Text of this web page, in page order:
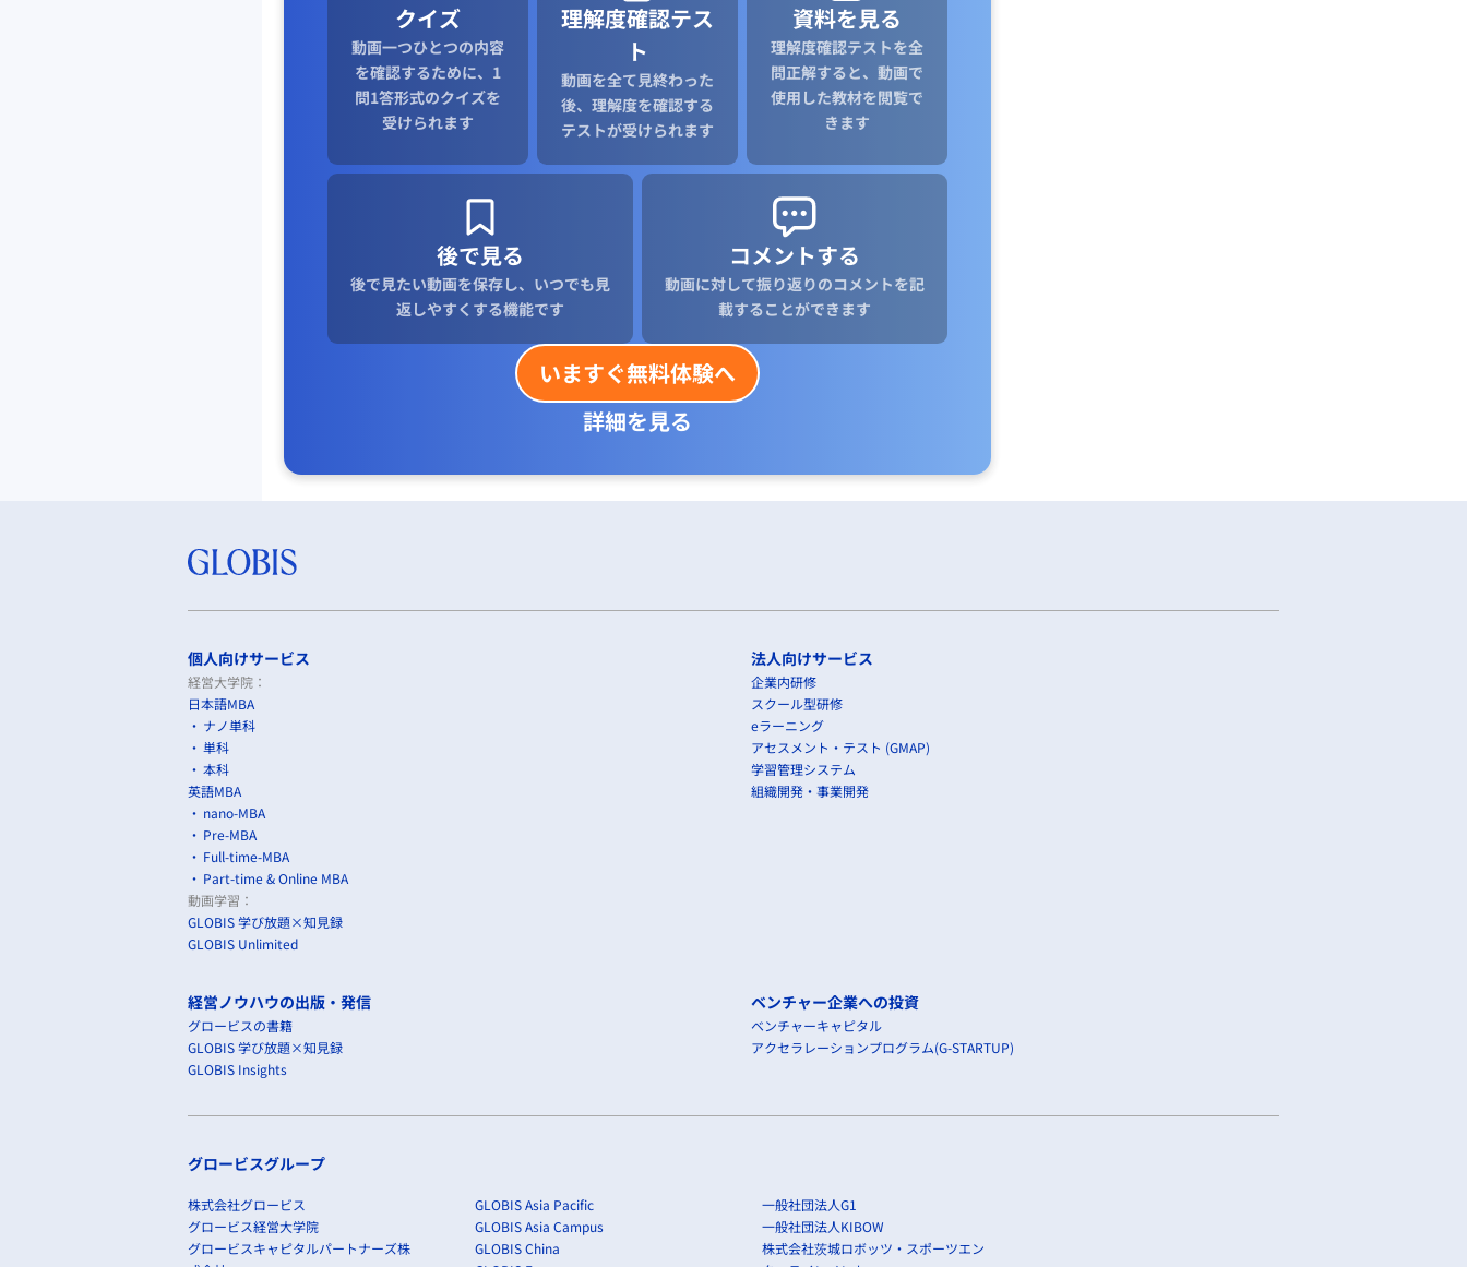
クイズ
動画一つひとつの内容
を確認するために、1
問1答形式のクイズを
受けられます
理解度確認テス
ト
動画を全て見終わった
後、理解度を確認する
テストが受けられます
資料を見る
理解度確認テストを全
問正解すると、動画で
使用した教材を閲覧で
きます
後で見る
後で見たい動画を保存し、いつでも見
返しやすくする機能です
コメントする
動画に対して振り返りのコメントを記
載することができます
いますぐ無料体験へ
詳細を見る
個人向けサービス
経営大学院：
日本語MBA
ナノ単科
単科
本科
英語MBA
nano-MBA
Pre-MBA
Full-time-MBA
Part-time & Online MBA
動画学習：
GLOBIS 学び放題×知見録
GLOBIS Unlimited
法人向けサービス
企業内研修
スクール型研修
eラーニング
アセスメント・テスト (GMAP)
学習管理システム
組織開発・事業開発
経営ノウハウの出版・発信
グロービスの書籍
GLOBIS 学び放題×知見録
GLOBIS Insights
ベンチャー企業への投資
ベンチャーキャピタル
アクセラレーションプログラム(G-STARTUP)
グロービスグループ
株式会社グロービス
グロービス経営大学院
グロービスキャピタルパートナーズ株
GLOBIS Asia Pacific
GLOBIS Asia Campus
GLOBIS China
一般社団法人G1
一般社団法人KIBOW
株式会社茨城ロボッツ・スポーツエン